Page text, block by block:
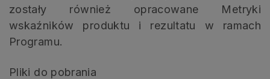
zostały również opracowane Metryki
wskaźników produktu i rezultatu w ramach
Programu.
Pliki do pobrania